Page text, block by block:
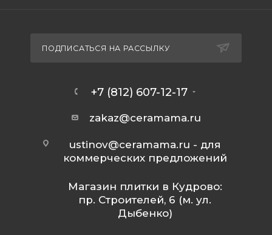
ПОДПИСАТЬСЯ НА РАССЫЛКУ
+7 (812) 607-12-17
zakaz@ceramama.ru
ustinov@ceramama.ru - для
коммерческих предложений
Магазин плитки в Кудрово:
пр. Строителей, 6 (м. ул.
Дыбенко)